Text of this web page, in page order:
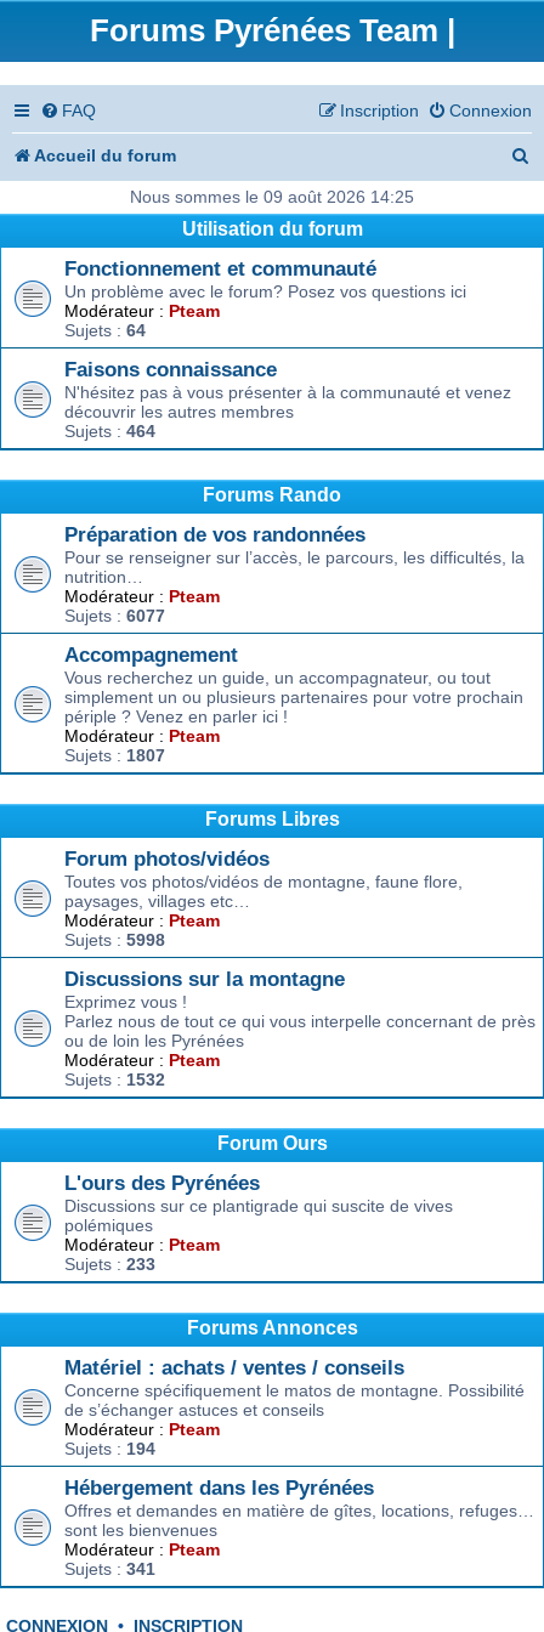
Forums Pyrénées Team |
FAQ Connexion
Inscription
Accueil du forum
e
Nous sommes le 09 août 2026 14:25
Utilisation du forum
Fonctionnement et communauté
Un problème avec le forum? Posez vos questions ici
Modérateur : Pteam
Sujets : 64
Faisons connaissance
N'hésitez pas à vous présenter à la communauté et venez
découvrir les autres membres
Sujets : 464
Forums Rando
Préparation de vos randonnées
Pour se renseigner sur l’accès, le parcours, les difficultés, la
nutrition…
Modérateur : Pteam
Sujets : 6077
Accompagnement
Vous recherchez un guide, un accompagnateur, ou tout
simplement un ou plusieurs partenaires pour votre prochain
périple ? Venez en parler ici !
Modérateur : Pteam
Sujets : 1807
Forums Libres
Forum photos/vidéos
Toutes vos photos/vidéos de montagne, faune flore,
paysages, villages etc…
Modérateur : Pteam
Sujets : 5998
Discussions sur la montagne
Exprimez vous !
Parlez nous de tout ce qui vous interpelle concernant de près
ou de loin les Pyrénées
Modérateur : Pteam
Sujets : 1532
Forum Ours
L'ours des Pyrénées
Discussions sur ce plantigrade qui suscite de vives
polémiques
Modérateur : Pteam
Sujets : 233
Forums Annonces
Matériel : achats / ventes / conseils
Concerne spécifiquement le matos de montagne. Possibilité
de s’échanger astuces et conseils
Modérateur : Pteam
Sujets : 194
Hébergement dans les Pyrénées
Offres et demandes en matière de gîtes, locations, refuges…
sont les bienvenues
Modérateur : Pteam
Sujets : 341
CONNEXION • INSCRIPTION